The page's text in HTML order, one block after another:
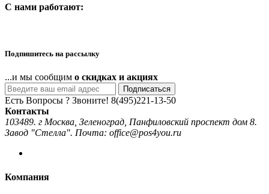
C нами работают:
Подпишитесь на рассылку
...и мы сообщим о скидках и акциях
Подписаться
Есть Вопросы ? Звоните! 8(495)221-13-50
Контакты
103489. г Москва, Зеленоград, Панфиловский проспект дом 8.
Завод "Стелла". Почта: office@pos4you.ru
Компания